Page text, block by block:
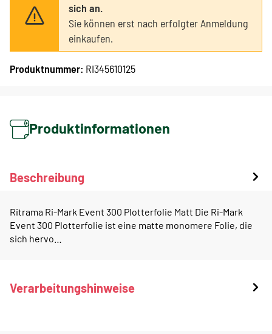
sich an.
Sie können erst nach erfolgter Anmeldung
einkaufen.
Produktnummer: RI345610125
Produktinformationen
Beschreibung
Ritrama Ri-Mark Event 300 Plotterfolie Matt Die Ri-Mark
Event 300 Plotterfolie ist eine matte monomere Folie, die
sich hervo…
Verarbeitungshinweise